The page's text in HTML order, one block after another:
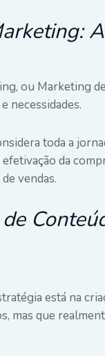
ou Marketing
necessidades.
toda a
efetivação da
vendas.
está na
mas que